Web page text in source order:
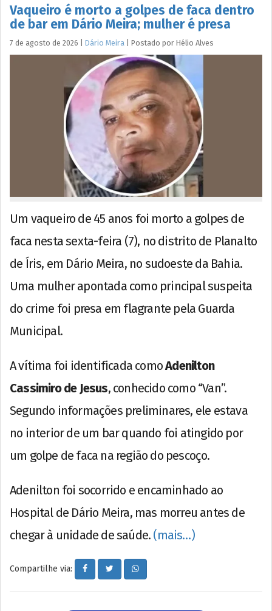
Vaqueiro é morto a golpes de faca dentro
de bar em Dário Meira; mulher é presa
7 de agosto de 2026 Dário Meira Postado por Hélio Alves
Um vaqueiro de 45 anos foi morto a golpes de
faca nesta sexta-feira (7), no distrito de Planalto
de Íris, em Dário Meira, no sudoeste da Bahia.
Uma mulher apontada como principal suspeita
do crime foi presa em flagrante pela Guarda
Municipal.
A vítima foi identificada comoAdenilton
Cassimiro de Jesus, conhecido como “Van”.
Segundo informações preliminares, ele estava
no interior de um bar quando foi atingido por
um golpe de faca na região do pescoço.
Adenilton foi socorrido e encaminhado ao
Hospital de Dário Meira, mas morreu antes de
chegar à unidade de saúde. (mais…)
Compartilhe via: